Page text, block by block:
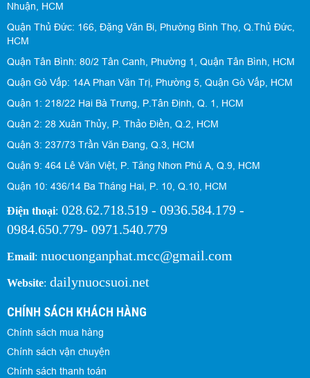
Nhuận, HCM
Quận Thủ Đức: 166, Đặng Văn Bi, Phường Bình Thọ, Q.Thủ Đức,
HCM
Quận Tân Bình: 80/2 Tân Canh, Phường 1, Quận Tân Bình, HCM
Quận Gò Vấp: 14A Phan Văn Trị, Phường 5, Quận Gò Vấp, HCM
Quận 1: 218/22 Hai Bà Trưng, P.Tân Định, Q. 1, HCM
Quận 2: 28 Xuân Thủy, P. Thảo Điền, Q.2, HCM
Quận 3: 237/73 Trần Văn Đang, Q.3, HCM
Quận 9: 464 Lê Văn Việt, P. Tăng Nhơn Phú A, Q.9, HCM
Quận 10: 436/14 Ba Tháng Hai, P. 10, Q.10, HCM
Điện thoại: 028.62.718.519 - 0936.584.179 -
0984.650.779- 0971.540.779
Email: nuocuonganphat.mcc@gmail.com
Website: dailynuocsuoi.net
CHÍNH SÁCH KHÁCH HÀNG
Chính sách mua hàng
Chính sách vận chuyện
Chính sách thanh toán